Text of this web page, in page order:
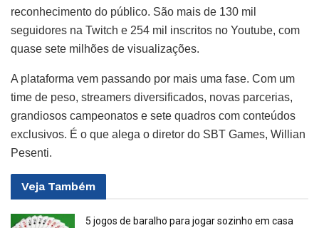
reconhecimento do público. São mais de 130 mil
seguidores na Twitch e 254 mil inscritos no Youtube, com
quase sete milhões de visualizações.
A plataforma vem passando por mais uma fase. Com um
time de peso, streamers diversificados, novas parcerias,
grandiosos campeonatos e sete quadros com conteúdos
exclusivos. É o que alega o diretor do SBT Games, Willian
Pesenti.
Veja Também
5 jogos de baralho para jogar sozinho em casa